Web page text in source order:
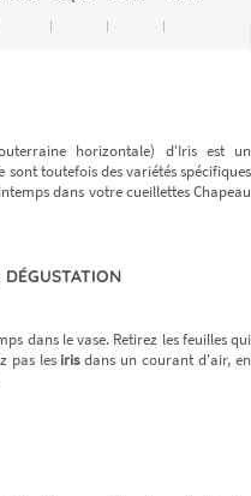
horizontale) d'Iris est un
toutefois des variétés spécifiques
dans votre cueillettes Chapeau
dans le vase. Retirez les feuilles qui
pas les irisdans un courant d'air, en